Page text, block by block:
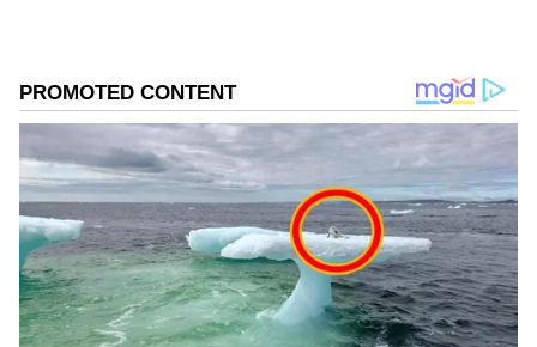
Related Articles
Dileep Raj: 'ಅವನೇ ನಮ್ಮ ತಂಡದಲ್ಲಿ ಮೊದಲು
ಹೀರೋ ಆಗಿದ್ದು'.. ಓಲ್ಡನ್ ಡೇಸ್ ನೆನೆದ 'ಗೋಲ್ಡನ್‌
ಸ್ಟಾರ್‌ʼಗಣೇಶ್‌